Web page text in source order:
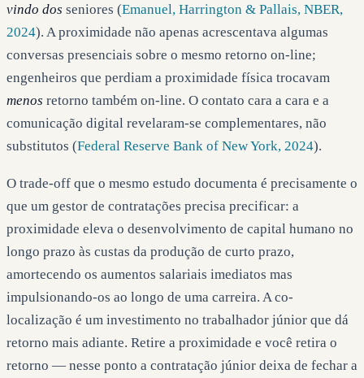
vindo dos seniores (Emanuel, Harrington & Pallais, NBER,
2024). A proximidade não apenas acrescentava algumas
conversas presenciais sobre o mesmo retorno on-line;
engenheiros que perdiam a proximidade física trocavam
menos retorno também on-line. O contato cara a cara e a
comunicação digital revelaram-se complementares, não
substitutos (Federal Reserve Bank of New York, 2024).
O trade-off que o mesmo estudo documenta é precisamente o
que um gestor de contratações precisa precificar: a
proximidade eleva o desenvolvimento de capital humano no
longo prazo às custas da produção de curto prazo,
amortecendo os aumentos salariais imediatos mas
impulsionando-os ao longo de uma carreira. A co-
localização é um investimento no trabalhador júnior que dá
retorno mais adiante. Retire a proximidade e você retira o
retorno — nesse ponto a contratação júnior deixa de fechar a